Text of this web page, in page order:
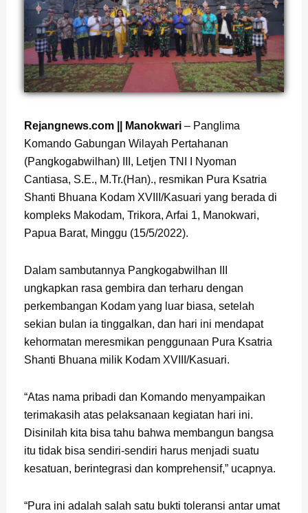
Rejangnews.com || Manokwari– Panglima
Komando Gabungan Wilayah Pertahanan
(Pangkogabwilhan) III, Letjen TNI I Nyoman
Cantiasa, S.E., M.Tr.(Han)., resmikan Pura Ksatria
Shanti Bhuana Kodam XVIII/Kasuari yang berada di
kompleks Makodam, Trikora, Arfai 1, Manokwari,
Papua Barat, Minggu (15/5/2022).
Dalam sambutannya Pangkogabwilhan III
ungkapkan rasa gembira dan terharu dengan
perkembangan Kodam yang luar biasa, setelah
sekian bulan ia tinggalkan, dan hari ini mendapat
kehormatan meresmikan penggunaan Pura Ksatria
Shanti Bhuana milik Kodam XVIII/Kasuari.
“Atas nama pribadi dan Komando menyampaikan
terimakasih atas pelaksanaan kegiatan hari ini.
Disinilah kita bisa tahu bahwa membangun bangsa
itu tidak bisa sendiri-sendiri harus menjadi suatu
kesatuan, berintegrasi dan komprehensif,” ucapnya.
“Pura ini adalah salah satu bukti toleransi antar umat